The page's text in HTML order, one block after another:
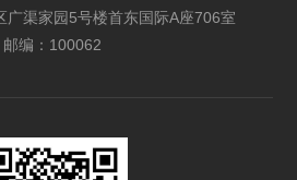
广渠家园5号楼首东国际A座706室
邮编：100062